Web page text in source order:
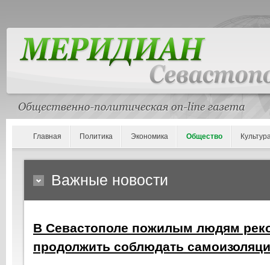
Главная Политика Экономика Общество
Важные новости
В Севастополе пожилым людям
продолжить соблюдать